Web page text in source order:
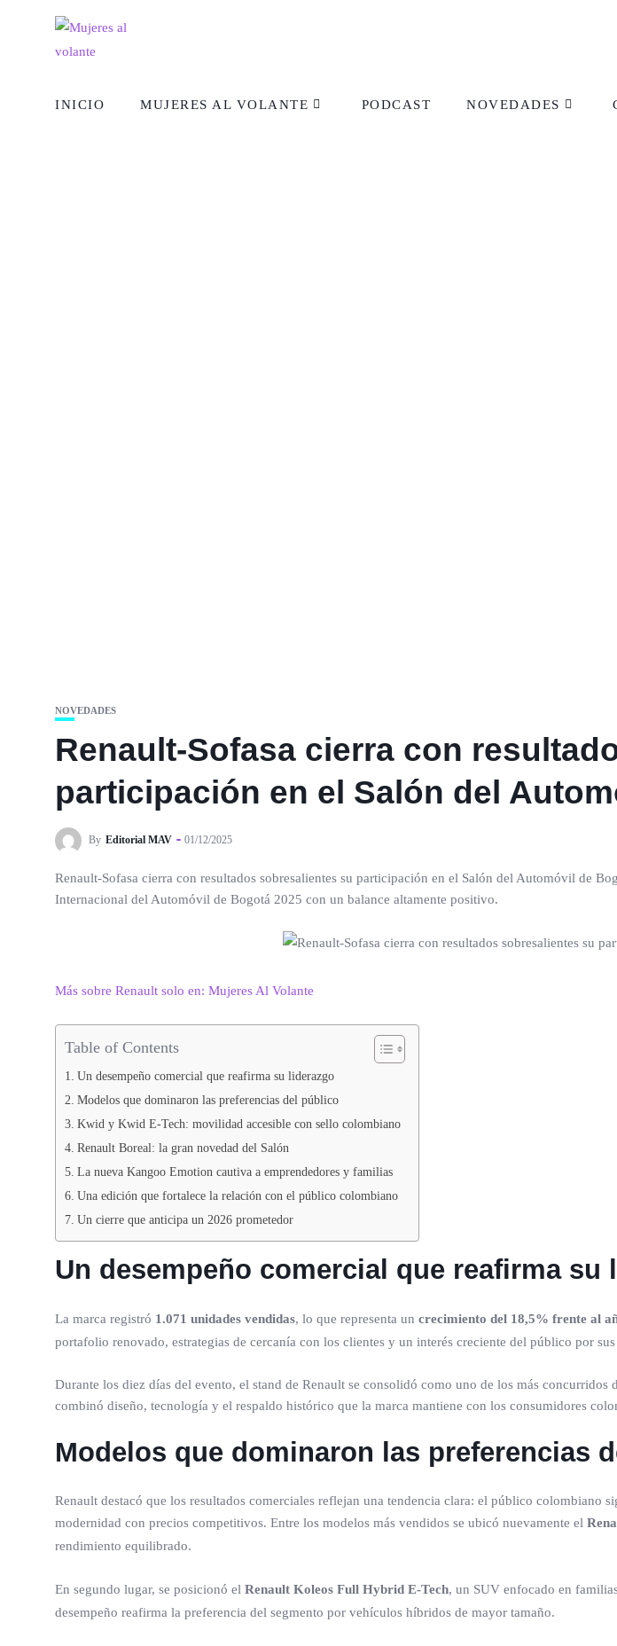
INICIO MUJERES AL VOLANTE PODCAST NOVEDADES
NOVEDADES
Renault-Sofasa cierra con
participación en el Salón del
By Editorial MAV 01/12/2025
Renault-Sofasa cierra con resultados sobresalientes su participación en el Salón del Automóvil de
Internacional del Automóvil de Bogotá 2025 con un balance altamente positivo.
Más sobre Renault solo en: Mujeres Al Volante
Table of Contents
Un desempeño comercial que reafirma su liderazgo
Modelos que dominaron las preferencias del público
Kwid y Kwid E-Tech: movilidad accesible con sello colombiano
Renault Boreal: la gran novedad del Salón
La nueva Kangoo Emotion cautiva a emprendedores y familias
Una edición que fortalece la relación con el público colombiano
Un cierre que anticipa un 2026 prometedor
Un desempeño comercial que reafirma su
La marca registró 1.071 unidades vendidas, lo que representa un crecimiento del 18,5% frente al
portafolio renovado, estrategias de cercanía con los clientes y un interés creciente del público por
Durante los diez días del evento, el stand de Renault se consolidó como uno de los más
combinó diseño, tecnología y el respaldo histórico que la marca mantiene con los consumidores
Modelos que dominaron las preferencias
Renault destacó que los resultados comerciales reflejan una tendencia clara: el público
modernidad con precios competitivos. Entre los modelos más vendidos se ubicó nuevamente el
rendimiento equilibrado.
En segundo lugar, se posicionó el Renault Koleos Full Hybrid E-Tech, un SUV enfocado en
desempeño reafirma la preferencia del segmento por vehículos híbridos de mayor tamaño.